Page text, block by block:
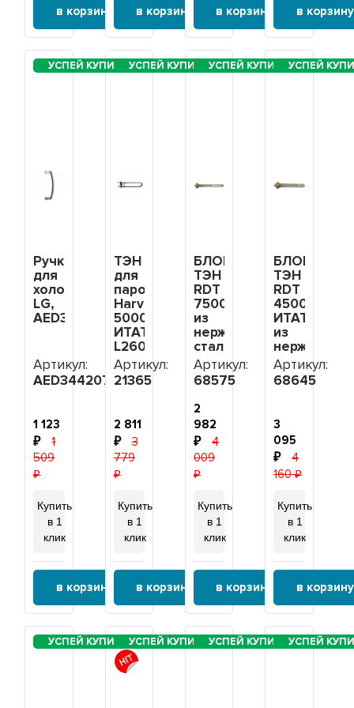
в корзину в корзину в корзину в корзину
Ручка
для
холодильника
LG,
AED34420709
Артикул:
AED34420709
1 123
1
509
Купить
в 1
клик
в корзину
ТЭН
для
парогенераторов
Harvia
5000W
ИТАТЭН,
L260мм,
клеммы
под
винт,
(365-
ZG
HTS036HR),
21365
Артикул:
21365
2 811
3
779
Купить
в 1
клик
в корзину
БЛОК-
ТЭН
RDT
7500W(2500x3)
из
нержавеющей
стали,
D48,
G1
1/2",
L370мм,
220V
для
OSO,
ЭВАН,
68575
Артикул:
68575
2
982
4
009
Купить
в 1
клик
в корзину
БЛОК-
ТЭН
RDT
ИТАТЭН
из
стали,
D59,
G2",
220V
для
OSO,
ЭВАН,
68645
Артикул:
68645
3
095
4
160
Купить
в 1
клик
в корзину